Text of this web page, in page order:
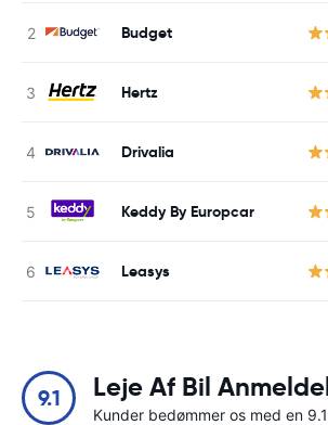
Budget
Hertz
Drivalia
Keddy By Europcar
Leasys
9.1 Leje Af Bil
Kunder bedømmer os med en